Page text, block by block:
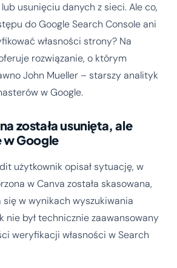
usunięciu danych z sieci. Ale co,
do Google Search Console ani
własności strony? Na
rozwiązanie, o którym
John Mueller – starszy analityk
w Google.
została usunięta, ale
w Google
użytkownik opisał sytuację, w
w Canva została skasowana,
się w wynikach wyszukiwania
nie był technicznie zaawansowany
weryfikacji własności w Search